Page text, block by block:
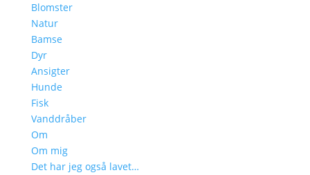
Blomster
Natur
Bamse
Dyr
Ansigter
Hunde
Fisk
Vanddråber
Om
Om mig
Det har jeg også lavet…